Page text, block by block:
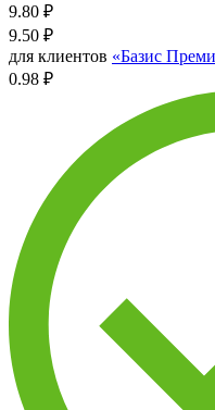
9.80 ₽
9.50 ₽
для клиентов «Базис
0.98 ₽